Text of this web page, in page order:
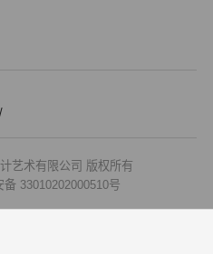
艺术有限公司 版权所有
备 33010202000510号